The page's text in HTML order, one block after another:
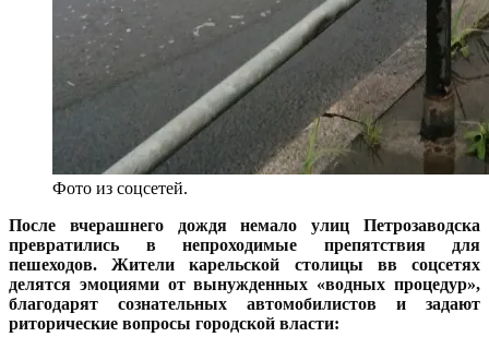
Фото из соцсетей.
После вчерашнего дождя немало улиц Петрозаводска
превратились в непроходимые препятствия для
пешеходов. Жители карельской столицы вв соцсетях
делятся эмоциями от вынужденных «водных процедур»,
благодарят сознательных автомобилистов и задают
риторические вопросы городской власти: